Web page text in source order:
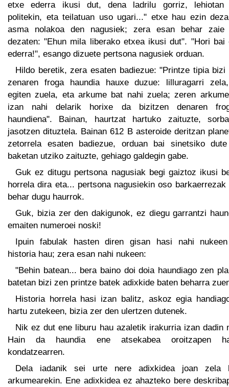
etxe ederra ikusi dut, dena ladrilu gorriz, lehiotan
politekin, eta teilatuan uso ugari..." etxe hau ezin
asma nolakoa den nagusiek; zera esan behar zaie
dezaten: "Ehun mila liberako etxea ikusi dut". "Hori bai
ederra!", esango dizuete pertsona nagusiek orduan.
Hildo beretik, zera esaten badiezue: "Printze tipia bizi
zenaren froga haundia hauxe duzue: lilluragarri
egiten zuela, eta arkume bat nahi zuela; zeren
izan nahi delarik horixe da bizitzen denaren
haundiena". Bainan, haurtzat hartuko zaituzte,
jasotzen dituztela. Bainan 612 B asteroide deritzan
zetorrela esaten badiezue, orduan bai sinetsiko
baketan utziko zaituzte, gehiago galdegin gabe.
Guk ez ditugu pertsona nagusiak begi gaiztoz ikusi
horrela dira eta... pertsona nagusiekin oso barkaerrezak
behar dugu haurrok.
Guk, bizia zer den dakigunok, ez diegu garrantzi
emaiten numeroei noski!
Ipuin fabulak hasten diren gisan hasi nahi
historia hau; zera esan nahi nukeen:
"Behin batean... bera baino doi doia haundiago zen
batetan bizi zen printze batek adixkide baten beharra
Historia horrela hasi izan balitz, askoz egia
hartu zutekeen, bizia zer den ulertzen dutenek.
Nik ez dut ene liburu hau azaletik irakurria izan dadin
Hain da haundia ene atsekabea oroitzapen
kondatzearren.
Dela iadanik sei urte nere adixkidea joan zela
arkumearekin. Ene adixkidea ez ahazteko bere